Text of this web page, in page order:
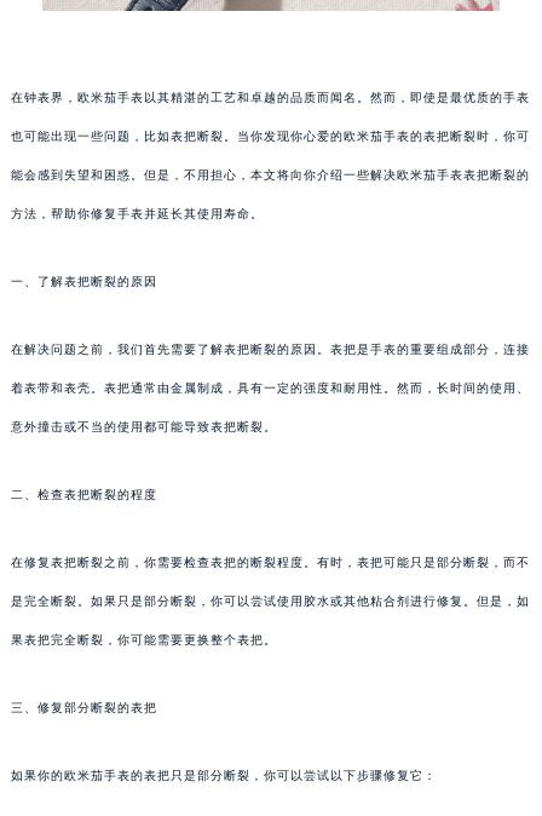
在钟表界，欧米茄手表以其精湛的工艺和卓越的品质而闻名。然而，即使是最优质的手表
也可能出现一些问题，比如表把断裂。当你发现你心爱的欧米茄手表的表把断裂时，你可
能会感到失望和困惑。但是，不用担心，本文将向你介绍一些解决欧米茄手表表把断裂的
方法，帮助你修复手表并延长其使用寿命。
一、了解表把断裂的原因
在解决问题之前，我们首先需要了解表把断裂的原因。表把是手表的重要组成部分，连接
着表带和表壳。表把通常由金属制成，具有一定的强度和耐用性。然而，长时间的使用、
意外撞击或不当的使用都可能导致表把断裂。
二、检查表把断裂的程度
在修复表把断裂之前，你需要检查表把的断裂程度。有时，表把可能只是部分断裂，而不
是完全断裂。如果只是部分断裂，你可以尝试使用胶水或其他粘合剂进行修复。但是，如
果表把完全断裂，你可能需要更换整个表把。
三、修复部分断裂的表把
如果你的欧米茄手表的表把只是部分断裂，你可以尝试以下步骤修复它：